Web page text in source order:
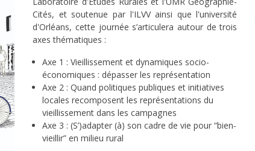
Cités, et soutenue par l'ILVV ainsi que l'université
d'Orléans, cette journée s’articulera autour de trois
axes thématiques :
Axe 1 : Vieillissement et dynamiques socio-
économiques : dépasser les représentation
Axe 2 : Quand politiques publiques et initiatives
locales recomposent les représentations du
vieillissement dans les campagnes
Axe 3 : (S’)adapter (à) son cadre de vie pour “bien-
vieillir” en milieu rural